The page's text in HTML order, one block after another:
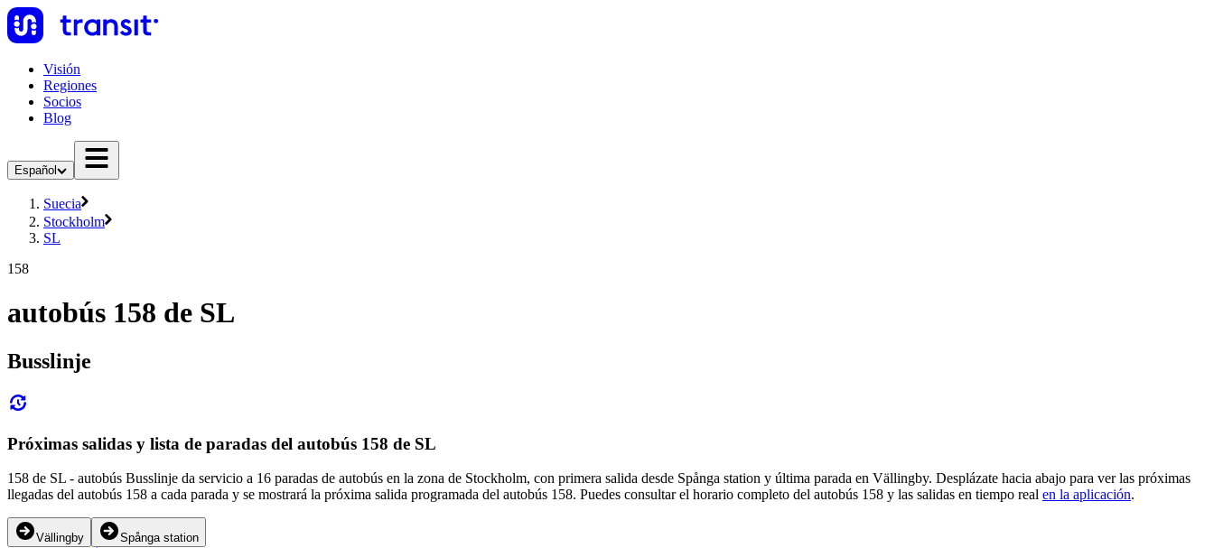
Visión
Regiones
Socios
Blog
Español
Suecia
Stockholm
SL
158
autobús 158 de SL
Busslinje
Próximas salidas y lista de paradas del autobús 158 de SL
158 de SL - autobús Busslinje da servicio a 16 paradas de autobús en la zona de Stockholm, con primera salida desde Spånga station y última parada en Vällingby. Desplázate hacia abajo para ver las próximas
llegadas del autobús 158 a cada parada y se mostrará la próxima salida programada del autobús 158. Puedes consultar el horario completo del autobús 158 y las salidas en tiempo real en la aplicación.
Vällingby Spånga station